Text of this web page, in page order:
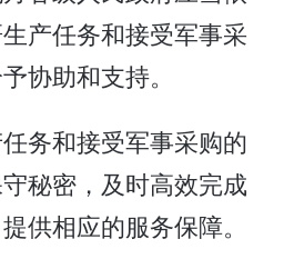
产任务和接受军事采
协助和支持。
务和接受军事采购的
秘密，及时高效完成
供相应的服务保障。